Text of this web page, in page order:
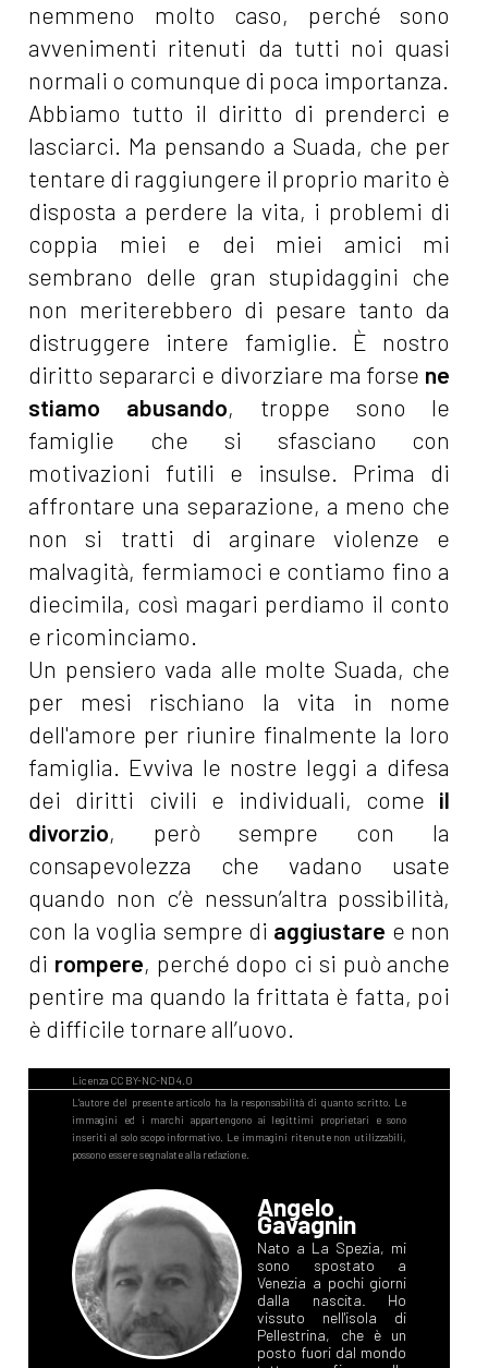
nemmeno molto caso, perché sono
avvenimenti ritenuti da tutti noi quasi
normali o comunque di poca importanza.
Abbiamo tutto il diritto di prenderci e
lasciarci. Ma pensando a Suada, che per
tentare di raggiungere il proprio marito è
disposta a perdere la vita, i problemi di
coppia miei e dei miei amici mi
sembrano delle gran stupidaggini che
non meriterebbero di pesare tanto da
distruggere intere famiglie. È nostro
diritto separarci e divorziare ma forse ne
stiamo abusando, troppe sono le
famiglie che si sfasciano con
motivazioni futili e insulse. Prima di
affrontare una separazione, a meno che
non si tratti di arginare violenze e
malvagità, fermiamoci e contiamo fino a
diecimila, così magari perdiamo il conto
e ricominciamo.
Un pensiero vada alle molte Suada, che
per mesi rischiano la vita in nome
dell'amore per riunire finalmente la loro
famiglia. Evviva le nostre leggi a difesa
dei diritti civili e individuali, come il
divorzio, però sempre con la
consapevolezza che vadano usate
quando non c’è nessun’altra possibilità,
con la voglia sempre di aggiustare e non
di rompere, perché dopo ci si può anche
pentire ma quando la frittata è fatta, poi
è difficile tornare all’uovo.
Angelo
Gavagnin